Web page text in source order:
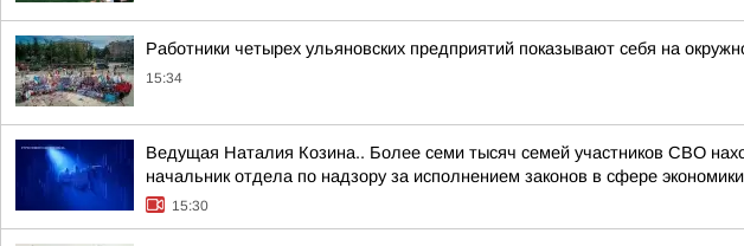
Работники четырех ульяновских предприятий показывают себя на
15:34
Ведущая Наталия Козина.. Более семи тысяч семей участников СВО
начальник отдела по надзору за исполнением законов в сфере
15:30